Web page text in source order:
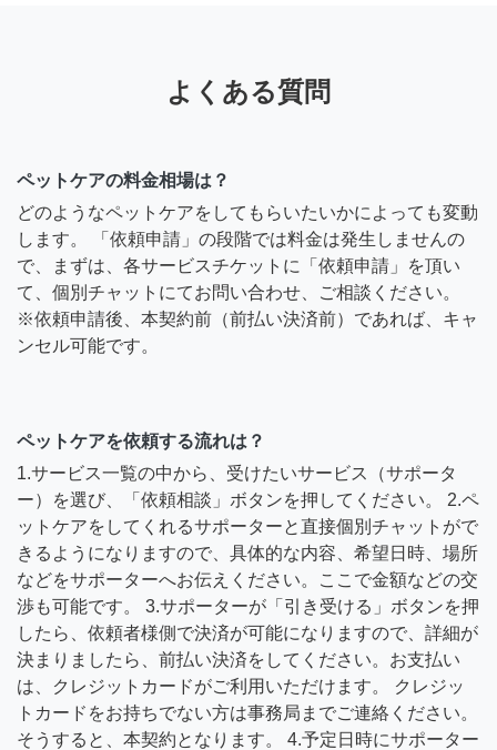
よくある質問
ペットケアの料金相場は？
どのようなペットケアをしてもらいたいかによっても変動
します。 「依頼申請」の段階では料金は発生しませんの
で、まずは、各サービスチケットに「依頼申請」を頂い
て、個別チャットにてお問い合わせ、ご相談ください。
※依頼申請後、本契約前（前払い決済前）であれば、キャ
ンセル可能です。
ペットケアを依頼する流れは？
1.サービス一覧の中から、受けたいサービス（サポータ
ー）を選び、「依頼相談」ボタンを押してください。 2.ペ
ットケアをしてくれるサポーターと直接個別チャットがで
きるようになりますので、具体的な内容、希望日時、場所
などをサポーターへお伝えください。ここで金額などの交
渉も可能です。 3.サポーターが「引き受ける」ボタンを押
したら、依頼者様側で決済が可能になりますので、詳細が
決まりましたら、前払い決済をしてください。お支払い
は、クレジットカードがご利用いただけます。 クレジッ
トカードをお持ちでない方は事務局までご連絡ください。
そうすると、本契約となります。 4.予定日時にサポーター